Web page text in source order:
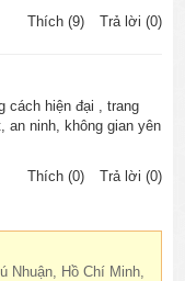
Thích (9)
Trả lời (0)
cách hiện đại , trang
an ninh, không gian yên
Thích (0)
Trả lời (0)
Nhuận, Hồ Chí Minh,